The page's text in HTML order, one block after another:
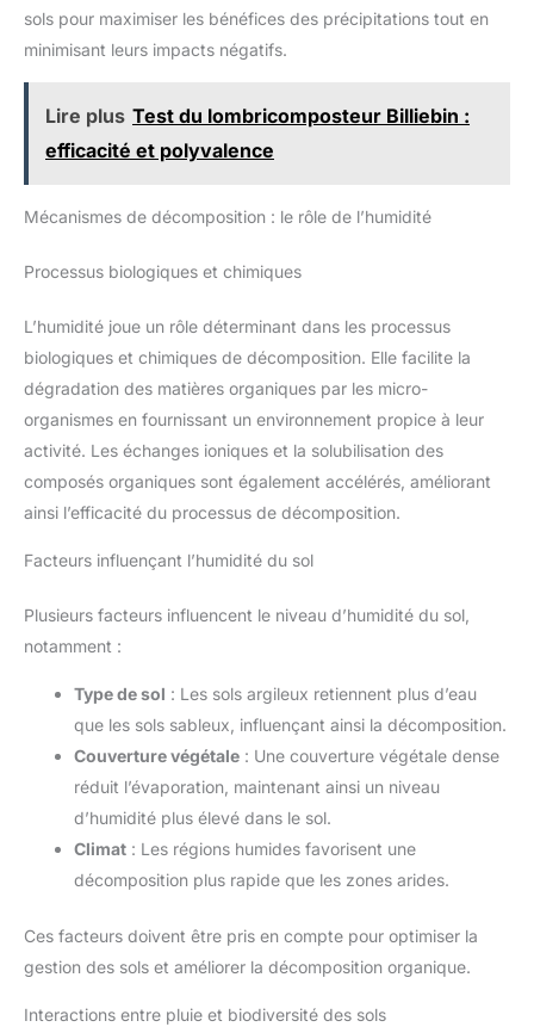
sols pour maximiser les bénéfices des précipitations tout en
minimisant leurs impacts négatifs.
Lire plus Test du lombricomposteur Billiebin :
efficacité et polyvalence
Mécanismes de décomposition : le rôle de l’humidité
Processus biologiques et chimiques
L’humidité joue un rôle déterminant dans les processus
biologiques et chimiques de décomposition. Elle facilite la
dégradation des matières organiques par les micro-
organismes en fournissant un environnement propice à leur
activité. Les échanges ioniques et la solubilisation des
composés organiques sont également accélérés, améliorant
ainsi l’efficacité du processus de décomposition.
Facteurs influençant l’humidité du sol
Plusieurs facteurs influencent le niveau d’humidité du sol,
notamment :
Type de sol : Les sols argileux retiennent plus d’eau
que les sols sableux, influençant ainsi la décomposition.
Couverture végétale : Une couverture végétale dense
réduit l’évaporation, maintenant ainsi un niveau
d’humidité plus élevé dans le sol.
Climat : Les régions humides favorisent une
décomposition plus rapide que les zones arides.
Ces facteurs doivent être pris en compte pour optimiser la
gestion des sols et améliorer la décomposition organique.
Interactions entre pluie et biodiversité des sols